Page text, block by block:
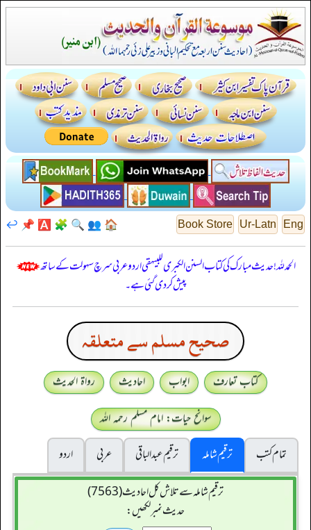
Eng
Ur-Latn
Book Store
🏠
👥
🔍
🧩
🅰️
📌
↩️
الحمدللہ! حدیث مبارک کی کتاب السنن الكبرى للبيهقي اردو عربی سرچ سہولت کے ساتھ
پیش کر دی گئی ہے۔
صحيح مسلم سے متعلقہ
کتاب تعارف ابواب احادیث
رواۃ الحدیث
سوانح حیات: امام مسلم رحمہ اللہ
تمام کتب
ترقیم شاملہ ترقيم عبدالباقی عربی
اردو
ترقیم شاملہ سے تلاش کل احادیث (7563)
حدیث نمبر لکھیں: